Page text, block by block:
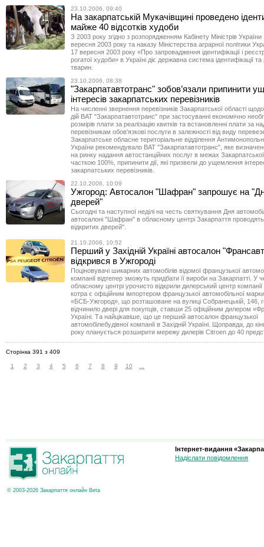
23.10.2006, 09:40
На закарпатській Мукачівщині проведено
майже 40 відсотків худоби
З 2003 року згідно з розпорядженням Кабінету Міністрів
вересня 2003 року та наказу Міністерства аграрної політики
17 вересня 2003 року «Про запровадження ідентифікації і
рогатої худоби» в Україні діє державна система ідентифікації та
тварин.
23.10.2006, 08:38
"Закарпатавтотранс" зобов’язали припинити
інтересів закарпатських перевізників
На численні звернення перевізників Закарпатської області
дій ВАТ "Закарпатавтотранс" при застосуванні економічно
розмірів плати за реалізацію квитків та встановленні плати за
перевізникам обов'язкові послуги в залежності від виду
Закарпатське обласне територіальне відділення
України рекомендувало ВАТ "Закарпатавтотранс", яке
на ринку надання автостанційних послуг в межах Закарпатської
часткою 100%, припинити дії, які призвели до ущемлення
закарпатських перевізників.
22.10.2006, 10:09
Ужгород: Автосалон "Шафран" запрошує на
дверей"
Сьогодні та наступної неділі на честь святкування Дня
автосалоні "Шафран" в обласному центрі Закарпаття
відкритих дверей".
21.10.2006, 10:52
Перший у Західній Україні автосалон
відкрився в Ужгороді
Поціновувачі шикарних автомобілів відомої французької
компанії відтепер зможуть придбати її вироби на Закарпатті. У
обласному центрі урочисто відкрили дилерський центр
котра є офіційним імпортером французької автомобільної
«БСБ-Ужгород», що розташоване на вулиці Собранецькій, 146,
відчинило двері для покупців, ставши 25 офіційним дилером
Україні. Та найцікавіше, що це перший автосалон французької
автомобілебудівної компанії в Західній Україні. Щоправда, до
року планується розширити мережу дилерів Сitгоеn до 40
Сторінка 391 з 409
1 2 3 4 5 6 7 8 9 10
© 2003-2026 Закарпаття онлайн Beta
Інтернет-видання
Надіслати повідомлення